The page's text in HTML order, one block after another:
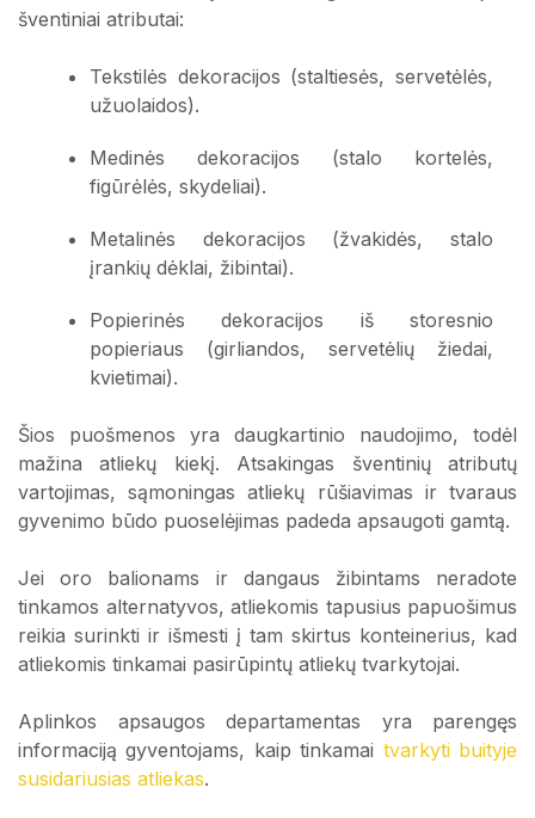
šventiniai atributai:
Tekstilės dekoracijos (staltiesės, servetėlės,
užuolaidos).
Medinės dekoracijos (stalo kortelės,
figūrėlės, skydeliai).
Metalinės dekoracijos (žvakidės, stalo
įrankių dėklai, žibintai).
Popierinės dekoracijos iš storesnio
popieriaus (girliandos, servetėlių žiedai,
kvietimai).
Šios puošmenos yra daugkartinio naudojimo, todėl
mažina atliekų kiekį. Atsakingas šventinių atributų
vartojimas, sąmoningas atliekų rūšiavimas ir tvaraus
gyvenimo būdo puoselėjimas padeda apsaugoti gamtą.
Jei oro balionams ir dangaus žibintams neradote
tinkamos alternatyvos, atliekomis tapusius papuošimus
reikia surinkti ir išmesti į tam skirtus konteinerius, kad
atliekomis tinkamai pasirūpintų atliekų tvarkytojai.
Aplinkos apsaugos departamentas yra parengęs
informaciją gyventojams, kaip tinkamai tvarkyti buityje
susidariusias atliekas.